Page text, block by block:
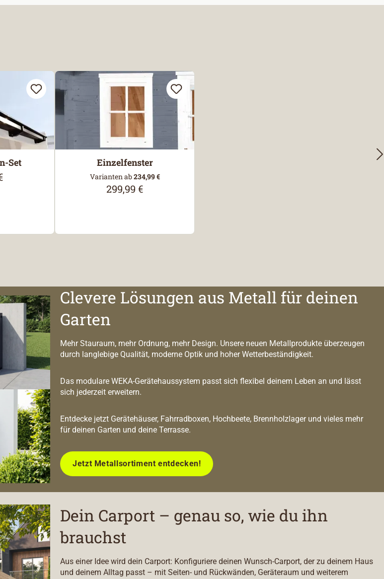
Set
Preis:
Einzelfenster
Varianten ab234,99 €
Regulärer Preis:
299,99 €
Clevere Lösungen aus Metall für deinen
Garten
Mehr Stauraum, mehr Ordnung, mehr Design. Unsere neuen Metallprodukte überzeugen
durch langlebige Qualität, moderne Optik und hoher Wetterbeständigkeit.
Das modulare WEKA-Gerätehaussystem passt sich flexibel deinem Leben an und lässt
sich jederzeit erweitern.
Entdecke jetzt Gerätehäuser, Fahrradboxen, Hochbeete, Brennholzlager und vieles mehr
für deinen Garten und deine Terrasse.
Jetzt Metallsortiment entdecken!
Dein Carport – genau so, wie du ihn
brauchst
Aus einer Idee wird dein Carport: Konfiguriere deinen Wunsch-Carport, der zu deinem Haus
und deinem Alltag passt – mit Seiten- und Rückwänden, Geräteraum und weiterem